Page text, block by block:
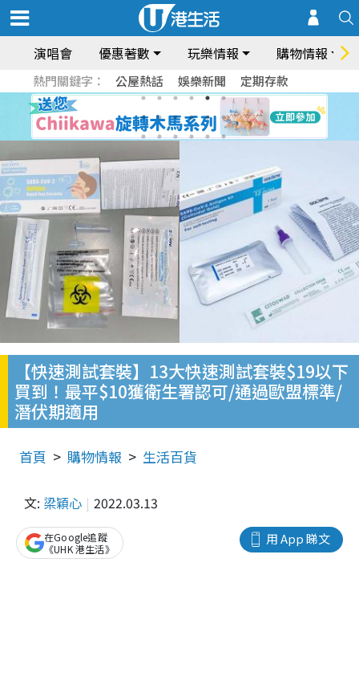
演唱會 優惠著數 玩樂情報 購物情報
熱門關鍵字： 公屋熱話 娛樂新聞 定期存款
【快速測試套裝】13大快速測試套裝$19以下
買到！最平$10獲衛生署認可/通過歐盟標準/
潛伏期適用
首頁 購物情報 生活百貨
文: 梁穎心 2022.03.13
用 App 睇文
在Google追蹤
《UHK 港生活》